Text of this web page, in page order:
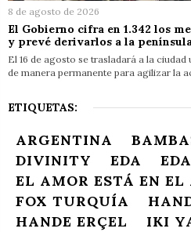
8 de agosto de 2026
El Gobierno cifra en 1.342 los
y prevé derivarlos a la
El 16 de agosto se trasladará a la
de manera permanente para agilizar la
ETIQUETAS:
ARGENTINA
DIVINITY
EDA
EL AMOR ESTÁ EN EL
FOX TURQUÍA
HANDE ERÇEL
IKI